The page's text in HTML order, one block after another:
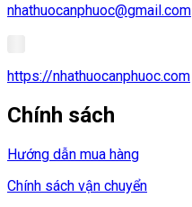
nhathuocanphuoc@gmail.com
https://nhathuocanphuoc.com
Chính sách
Hướng dẫn mua hàng
Chính sách vận chuyển